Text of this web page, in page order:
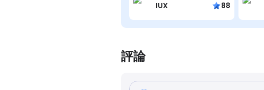
IUX 88
評論